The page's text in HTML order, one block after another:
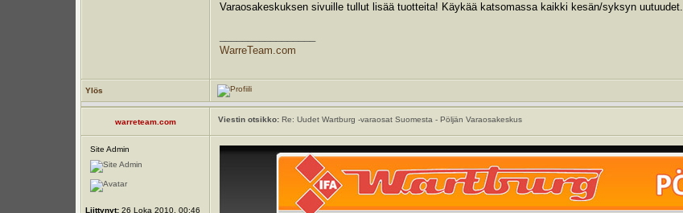
Varaosakeskuksen sivuille tullut lisää tuotteita! Käykää katsomassa kaikki kesän/syksyn uutuudet.
WarreTeam.com
Ylös
warreteam.com Viestin otsikko: Re: Uudet Wartburg -varaosat Suomesta - Pöljän Varaosakeskus
Site Admin
Liittynyt: 26 Loka 2010, 00:46